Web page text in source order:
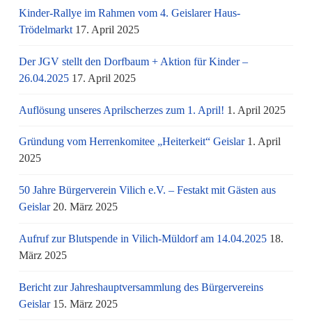
Kinder-Rallye im Rahmen vom 4. Geislarer Haus-
Trödelmarkt 17. April 2025
Der JGV stellt den Dorfbaum + Aktion für Kinder –
26.04.2025 17. April 2025
Auflösung unseres Aprilscherzes zum 1. April! 1. April 2025
Gründung vom Herrenkomitee „Heiterkeit“ Geislar 1. April
2025
50 Jahre Bürgerverein Vilich e.V. – Festakt mit Gästen aus
Geislar 20. März 2025
Aufruf zur Blutspende in Vilich-Müldorf am 14.04.2025 18.
März 2025
Bericht zur Jahreshauptversammlung des Bürgervereins
Geislar 15. März 2025